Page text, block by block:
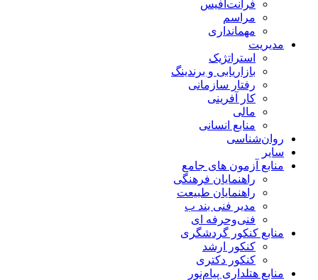
فرانت‌آفیس
مراسم
مهمانداری
مدیریت
استراتژیک
بازاریابی و برندینگ
رفتار سازمانی
کار آفرینی
مالی
منابع انسانی
روان‌شناسی
سایر
منابع آزمون های جامع
راهنمایان فرهنگی
راهنمایان طبیعت
مدیر فنی بند ب
فنی‌وحرفه‌ ای
منابع کنکور گردشگری
کنکور ارشد
کنکور دکتری
منابع هتلداری پیام‌نور